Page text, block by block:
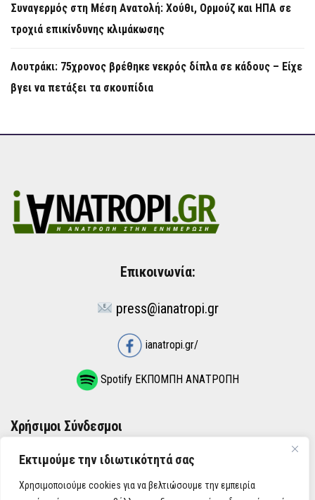
Εκτιμούμε την ιδιωτικότητά σας
Χρησιμοποιούμε cookies για να βελτιώσουμε την εμπειρία
Συναγερμός στη Μέση Ανατολή: Χούθι, Ορμούζ και ΗΠΑ σε
τροχιά επικίνδυνης κλιμάκωσης
Λουτράκι: 75χρονος βρέθηκε νεκρός δίπλα σε κάδους – Είχε
βγει να πετάξει τα σκουπίδια
Επικοινωνία:
press@ianatropi.gr
ianatropi.gr/
Spotify ΕΚΠΟΜΠΗ ΑΝΑΤΡΟΠΗ
Χρήσιμοι Σύνδεσμοι
ΌΡΟΙ ΧΡΉΣΗΣ
ΠΟΛΙΤΙΚΉ ΑΠΟΡΡΉΤΟΥ